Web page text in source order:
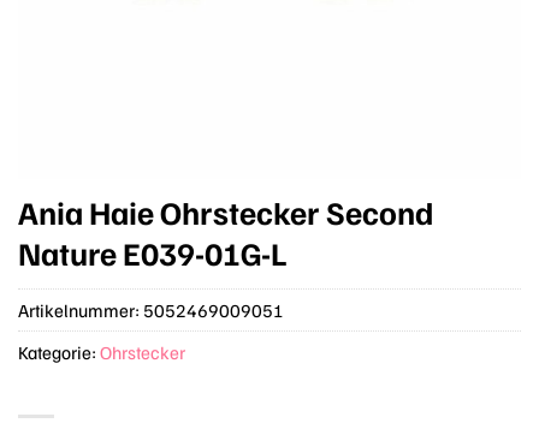
Ania Haie Ohrstecker Second
Nature E039-01G-L
Artikelnummer: 5052469009051
Kategorie: Ohrstecker